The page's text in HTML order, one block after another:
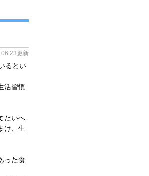
更新
るとい
活習慣
たいへ
け、生
った食